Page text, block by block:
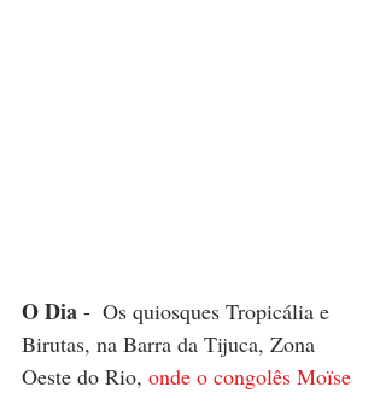
O Dia -  Os quiosques Tropicália e
Birutas, na Barra da Tijuca, Zona
Oeste do Rio, onde o congolês Moïse